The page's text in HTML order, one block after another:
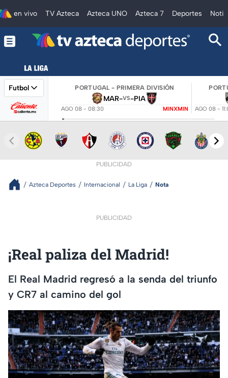
en vivo TV Azteca Azteca UNO Azteca 7 Deportes
Futbol PORTUGAL - PRIMERA DIVISIÓN
MAR-VS-PIA
AGO 08 - 08:30 MINXMIN AGO 08 -
PUBLICIDAD
Azteca Deportes Internacional La Liga Nota
PUBLICIDAD
¡Real paliza del Madrid!
El Real Madrid regresó a la senda del triunfo
y CR7 al camino del gol